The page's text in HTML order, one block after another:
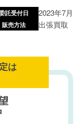
託受付日 2023年7月
販売方法 出張買取
は